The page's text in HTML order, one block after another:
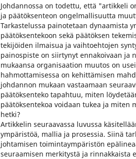
Johdannossa on todettu, että "artikkeli
ja päätöksenteon ongelmallisuutta
Tarkastelussa painotetaan dynaamista
päätöksentekoon sekä päätöksen
tekijöiden ilmaisua ja vaihtoehtojen
painospiste on siirtynyt ennakoivaan ja
mukaansa organisaation muutos on
hahmottamisessa on kehittämisen
johdannon mukaan vastaamaan
päätöksenteko tapahtuu, miten
päätöksentekoa voidaan tukea ja miten
hetki?
Artikkelin seuraavassa luvussa
ympäristöä, mallia ja prosessia. Siinä
johtamisen toimintaympäristön
seuraamisen merkitystä ja rinnakkaista